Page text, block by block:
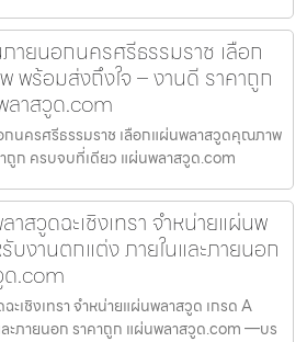
ายนอกนครศรีธรรมราช เลือก
ร้อมส่งถึงใจ – งานดี ราคาถูก
าสวูด.com
นครศรีธรรมราช เลือกแผ่นพลาสวูดคุณภาพ
ถูก ครบจบที่เดียว แผ่นพลาสวูด.com
าสวูดฉะเชิงเทรา จำหน่ายแผ่นพ
บงานตกแต่ง ภายในและภายนอก
.com
ะเชิงเทรา จำหน่ายแผ่นพลาสวูด เกรด A
ะภายนอก ราคาถูก แผ่นพลาสวูด.com —บร